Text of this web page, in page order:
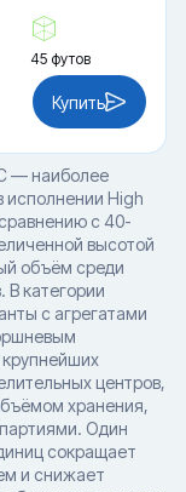
45 футов
Купить
— наиболее
исполнении High
с 40-
высотой
объём среди
категории
с агрегатами
центров,
хранения,
Один
сокращает
и снижает